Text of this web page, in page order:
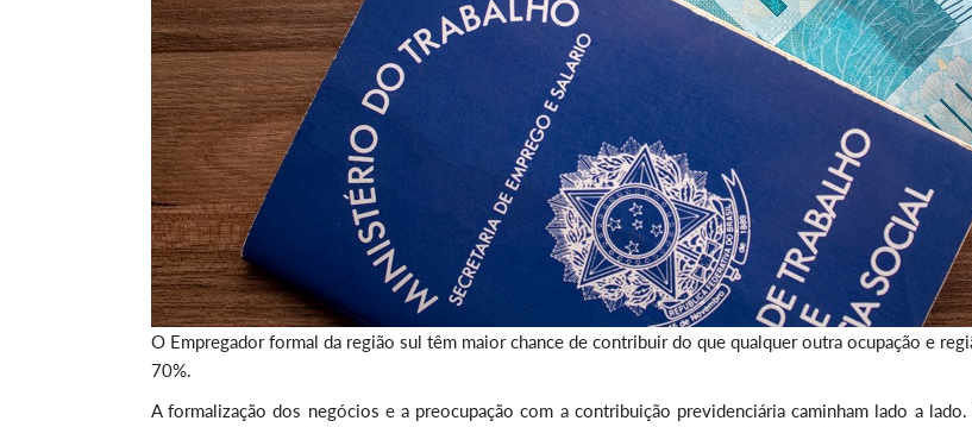
O Empregador formal da região sul têm maior chance de contribuir do que qualquer outra ocupação e
70%.
A formalização dos negócios e a preocupação com a contribuição previdenciária caminham lado a